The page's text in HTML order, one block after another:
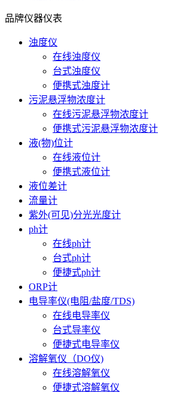
品牌仪器仪表
浊度仪
在线浊度仪
台式浊度仪
便携式浊度计
污泥悬浮物浓度计
在线污泥悬浮物浓度计
便携式污泥悬浮物浓度计
液(物)位计
在线液位计
便携式液位计
液位差计
流量计
紫外(可见)分光光度计
ph计
在线ph计
台式ph计
便捷式ph计
ORP计
电导率仪(电阻/盐度/TDS)
在线电导率仪
台式导率仪
便捷式电导率仪
溶解氧仪（DO仪)
在线溶解氧仪
便捷式溶解氧仪